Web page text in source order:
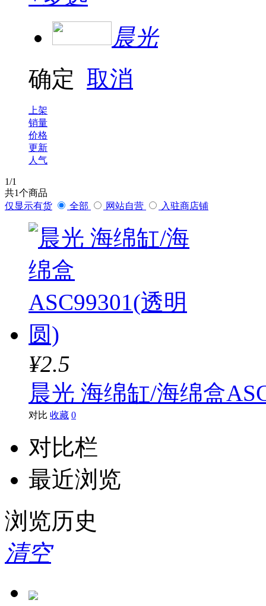
晨光
确定 取消
上架
销量
价格
更新
人气
1/1
共1个商品
仅显示有货
全部 网站自营 入驻商店铺
¥2.5
晨光 海绵缸/海绵盒
对比 收藏 0
对比栏
最近浏览
浏览历史
清空